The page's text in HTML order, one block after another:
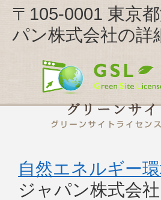
〒105-0001 東京
パン株式会社の詳
自然エネルギー
ジャパン株式会